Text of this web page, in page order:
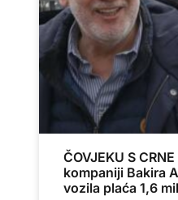
ČOVJEKU S
kompaniji Bakira
vozila plaća 1,6